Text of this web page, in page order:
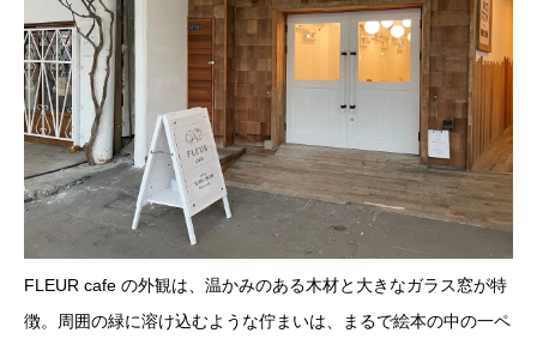
FLEUR cafe の外観は、温かみのある木材と大きなガラス窓が特
徴。周囲の緑に溶け込むような佇まいは、まるで絵本の中の一ペ